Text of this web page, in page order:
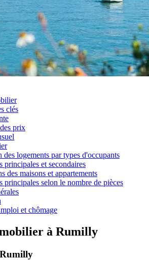
clés
prix
des logements par types d'occupants
principales et secondaires
des maisons et appartements
principales selon le nombre de pièces
et chômage
à Rumilly
Rumilly